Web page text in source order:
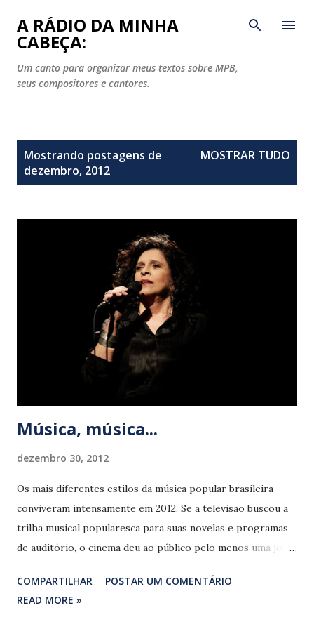
Pular para o conteúdo principal
A RÁDIO DA MINHA
CABEÇA:
Um canto para organizar meus textos sobre MPB,
seus compositores e cantores.
Mostrando postagens de
dezembro, 2012
MOSTRAR TUDO
Música, música...
dezembro 30, 2012
Os mais diferentes estilos da música popular brasileira
conviveram intensamente em 2012. Se a televisão buscou a
trilha musical popularesca para suas novelas e programas
de auditório, o cinema deu ao público pelo menos uma joia:
Chico Buarque e Gal Costa iniciaram as vitoriosas turnês de
lançamento dos álbuns ‘Chico’ e ‘Recanto’ . Caetano Veloso
COMPARTILHAR
POSTAR UM COMENTÁRIO
READ MORE »